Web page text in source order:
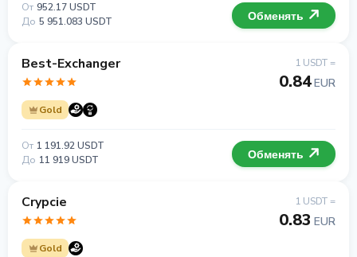
От 952.17 USDT
До 5 951.083 USDT Обменять
Best-Exchanger
Gold
1 USDT =
0.84EUR
От 1 191.92 USDT
До 11 919 USDT Обменять
Crypcie
Gold
1 USDT =
0.83 EUR